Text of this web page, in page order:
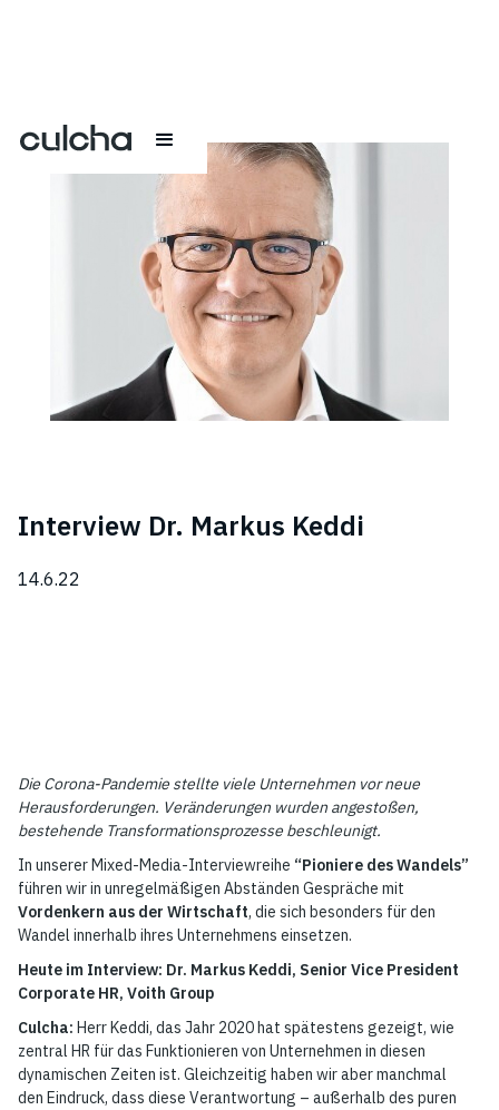
Interview Dr. Markus Keddi
14.6.22
Die Corona-Pandemie stellte viele Unternehmen vor neue
Herausforderungen. Veränderungen wurden angestoßen,
bestehende Transformationsprozesse beschleunigt.
In unserer Mixed-Media-Interviewreihe “Pioniere des Wandels”
führen wir in unregelmäßigen Abständen Gespräche mit
Vordenkern aus der Wirtschaft, die sich besonders für den
Wandel innerhalb ihres Unternehmens einsetzen.
Heute im Interview: Dr. Markus Keddi, Senior Vice President
Corporate HR, Voith Group
Culcha: Herr Keddi, das Jahr 2020 hat spätestens gezeigt, wie
zentral HR für das Funktionieren von Unternehmen in diesen
dynamischen Zeiten ist. Gleichzeitig haben wir aber manchmal
den Eindruck, dass diese Verantwortung – außerhalb des puren